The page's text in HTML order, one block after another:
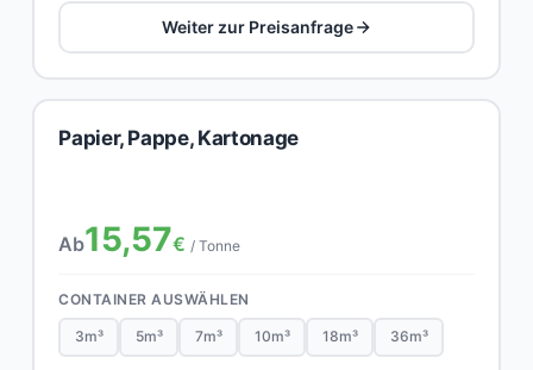
Weiter zur Preisanfrage
Papier, Pappe, Kartonage
Ab15,57€ / Tonne
CONTAINER AUSWÄHLEN
3m³ 5m³ 7m³ 10m³ 18m³ 36m³